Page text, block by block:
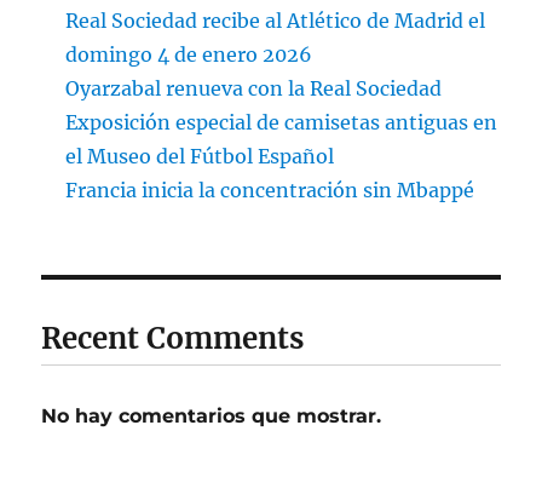
Real Sociedad recibe al Atlético de Madrid el
domingo 4 de enero 2026
Oyarzabal renueva con la Real Sociedad
Exposición especial de camisetas antiguas en
el Museo del Fútbol Español
Francia inicia la concentración sin Mbappé
Recent Comments
No hay comentarios que mostrar.